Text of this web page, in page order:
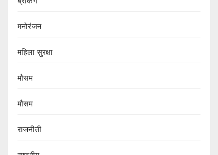
मनोरंजन
महिला सुरक्षा
मौसम
मौसम
राजनीती